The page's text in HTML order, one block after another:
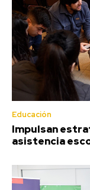
Educación
Impulsan
asistencia